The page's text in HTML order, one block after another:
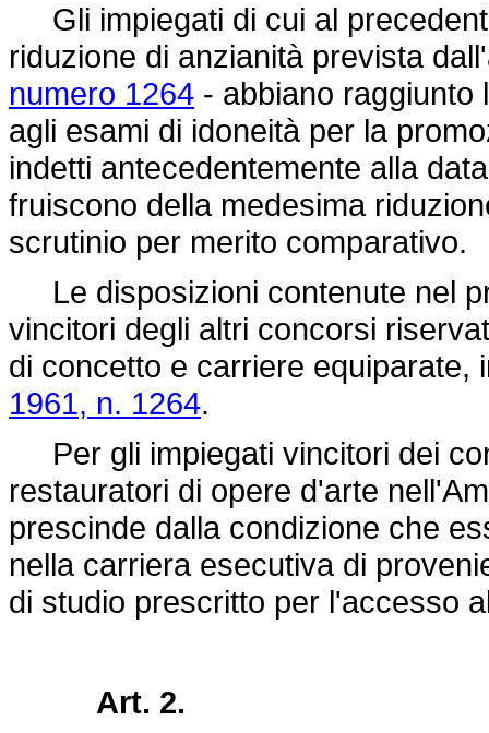
Gli impiegati di cui al
riduzione di anzianità prevista
numero 1264 - abbiano raggiunto
agli esami di idoneità per la
indetti antecedentemente alla
fruiscono della medesima
scrutinio per merito comparativo.
Le disposizioni contenute nel
vincitori degli altri concorsi
di concetto e carriere equiparate,
1961, n. 1264.
Per gli impiegati vincitori dei
restauratori di opere d'arte
prescinde dalla condizione che
nella carriera esecutiva di
di studio prescritto per l'accesso
Art. 2.